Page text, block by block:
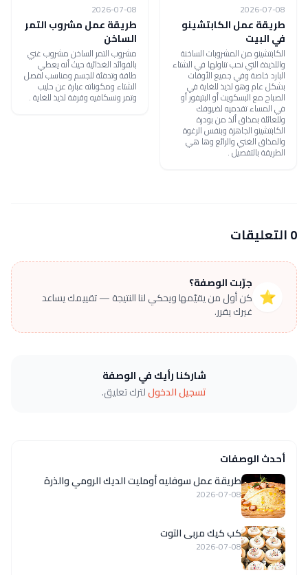
2026-07-08
طريقة عمل الكابتشينو
في البيت
الكابتشينو من المشروبات الساخنة
واللذيذة التي نحب تناولها في الشتاء
البارد خاصة وفي جميع الأوقات
بشكل عام وهو لذيذ للغاية في
الصباح مع البسكويت أو البتيفور أو
في المساء تقدميه لضيوفك
وللعائلة بمذاق ألذ من بودرة
الكابتشينو الجاهزة وبنفس الرغوة
والمذاق الغني والرائع وها هي
الطريقة بالتفصيل .
2026-07-08
طريقة عمل مشروب التمر
الساخن
مشروب التمر الساخن مشروب غني
بالفوائد الغذائية حيث أنه يعطي
طاقة وتدفئة للجسم ومناسب لفصل
الشتاء ومكوناته عبارة عن حليب
وتمر ونسكافيه وقرفة لذيذ للغاية .
0 التعليقات
⭐
جرّبت الوصفة؟
كن أول من يقيّمها ويحكي لنا النتيجة — تقييمك يساعد
غيرك يقرر.
شاركنا رأيك في الوصفة
تسجيل الدخوللترك تعليق.
أحدث الوصفات
طريقة عمل سوفليه أومليت الديك الرومي والذرة
2026-07-08
كب كيك مربى التوت
2026-07-08